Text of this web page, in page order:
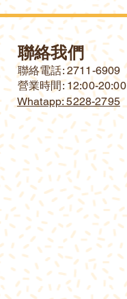
聯絡我們
​聯絡電話: 2711-6909
營業時間: 12:00-20:00
Whatapp: 5228-2795